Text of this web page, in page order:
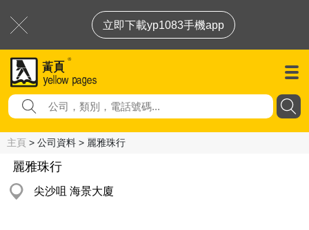
立即下載yp1083手機app
主頁 > 公司資料 > 麗雅珠行
麗雅珠行
尖沙咀 海景大廈